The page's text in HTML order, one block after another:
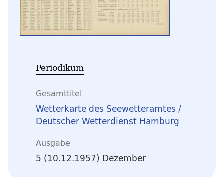
Periodikum
Gesamttitel
Wetterkarte des Seewetteramtes /
Deutscher Wetterdienst Hamburg
Ausgabe
5 (10.12.1957) Dezember